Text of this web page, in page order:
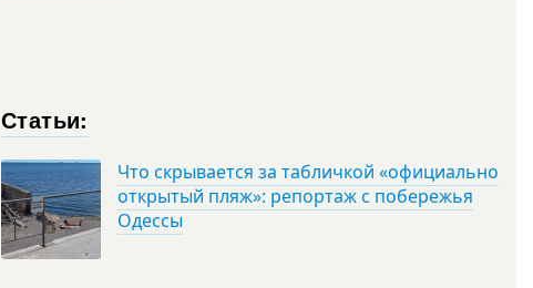
Статьи:
Что скрывается за табличкой «официально
открытый пляж»: репортаж с побережья
Одессы